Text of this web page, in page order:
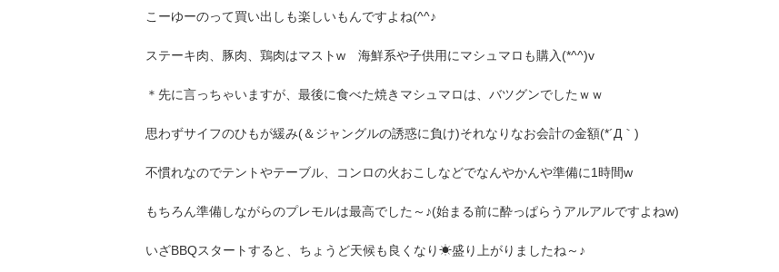
こーゆーのって買い出しも楽しいもんですよね(^^♪
ステーキ肉、豚肉、鶏肉はマストw 海鮮系や子供用にマシュマロも購入(*^^)v
＊先に言っちゃいますが、最後に食べた焼きマシュマロは、バツグンでしたｗｗ
思わずサイフのひもが緩み(＆ジャングルの誘惑に負け)それなりなお会計の金額(*´Д｀)
不慣れなのでテントやテーブル、コンロの火おこしなどでなんやかんや準備に1時間w
もちろん準備しながらのプレモルは最高でした～♪(始まる前に酔っぱらうアルアルですよねw)
いざBBQスタートすると、ちょうど天候も良くなり☀盛り上がりましたね～♪